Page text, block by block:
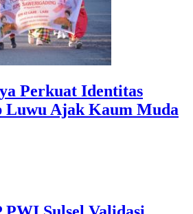
Perkuat Identitas
Luwu Ajak Kaum Muda